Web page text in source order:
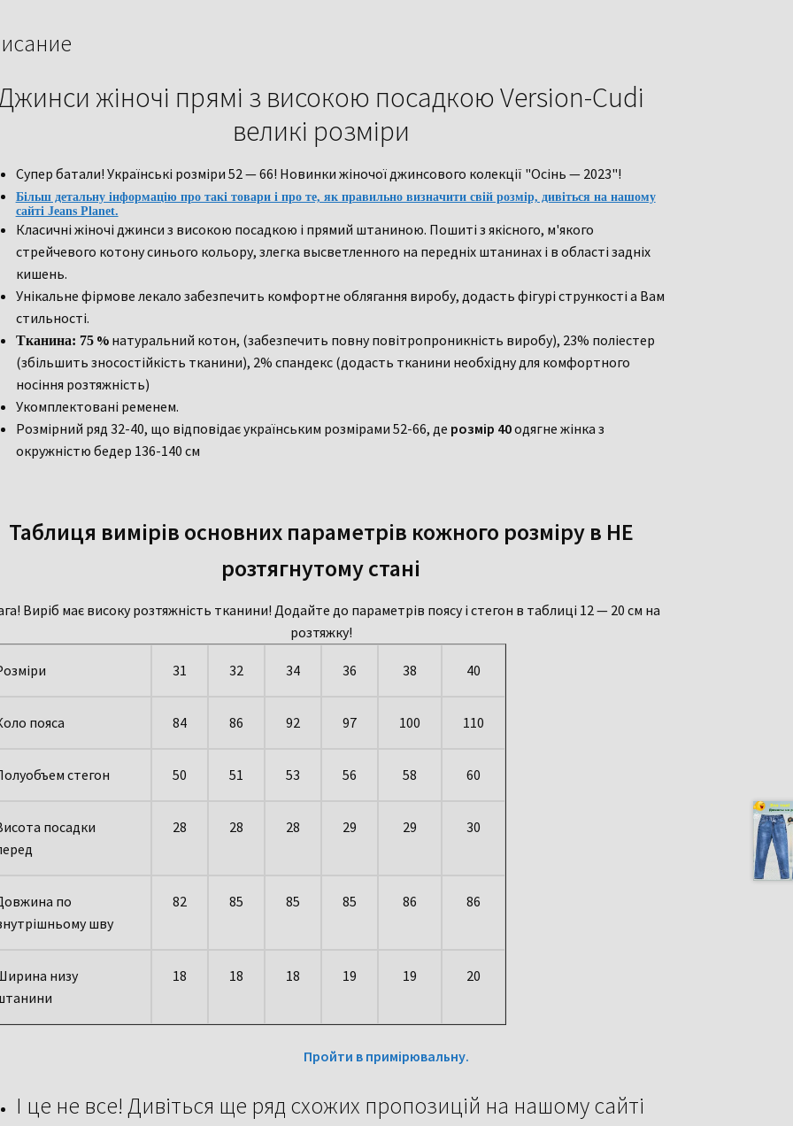
жіночі прямі з високою посадкою Version-Cudi
великі розміри
Супер батали! Українські розміри 52 — 66! Новинки жіночої джинсового колекції "Осінь — 2023"!
Більш детальну інформацію про такі товари і про те, як правильно визначити свій розмір, дивіться на нашому
сайті Jeans Planet.
Класичні жіночі джинси з високою посадкою і прямий штаниною. Пошиті з якісного, м'якого
стрейчевого котону синього кольору, злегка высветленного на передніх штанинах і в області задніх
кишень.
Унікальне фірмове лекало забезпечить комфортне облягання виробу, додасть фігурі стрункості а Вам
стильності.
Тканина: 75% натуральний котон, (забезпечить повну повітропроникність виробу), 23% поліестер
(збільшить зносостійкість тканини), 2% спандекс (додасть тканини необхідну для комфортного
носіння розтяжність)
Укомплектовані ременем.
Розмірний ряд 32-40, що відповідає українським розмірами 52-66, де розмір 40одягне жінка з
окружністю бедер 136-140 см
Таблиця вимірів основних параметрів кожного розміру в НЕ
розтягнутому стані
Виріб має високу розтяжність тканини! Додайте до параметрів поясу і стегон в таблиці 12 — 20 см на
розтяжку!
31 32 34 36 38 40
пояса 84 86 92 97 100 110
стегон 50 51 53 56 58 60
посадки
28 28 28 29 29 30
по
шву
82 85 85 85 86 86
низу
18 18 18 19 19 20
Пройти в примірювальну.
І це не все! Дивіться ще ряд схожих пропозицій на нашому сайті